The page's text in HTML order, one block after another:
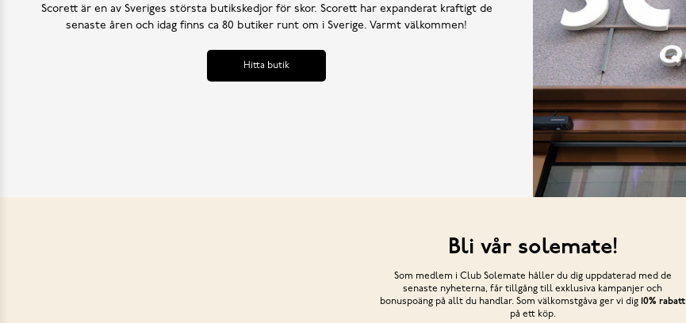
Scorett är en av Sveriges största butikskedjor för skor. Scorett har expanderat kraftigt de
senaste åren och idag finns ca 80 butiker runt om i Sverige. Varmt välkommen!
Hitta butik
Bli vår solemate!
Som medlem i Club Solemate håller du dig uppdaterad med de
senaste nyheterna, får tillgång till exklusiva kampanjer och
bonuspoäng på allt du handlar. Som välkomstgåva ger vi dig 10% rabatt
på ett köp.